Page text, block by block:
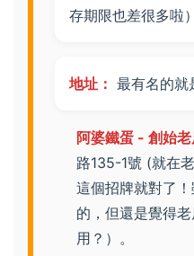
存期限也差很多啦）
地址： 最有名的就
阿婆鐵蛋 - 創始老
路135-1號 (就在
這個招牌就對了
的，但還是覺得
用？）。